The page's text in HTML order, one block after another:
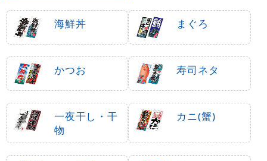
海鮮丼 まぐろ
かつお 寿司ネタ
一夜干し・干
物
カニ(蟹)